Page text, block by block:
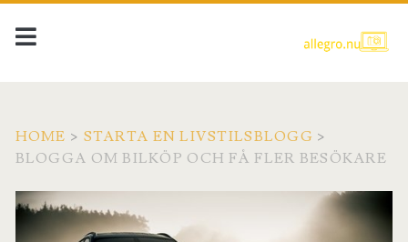
HOME > STARTA EN LIVSTILSBLOGG >
BLOGGA OM BILKÖP OCH FÅ FLER BESÖKARE